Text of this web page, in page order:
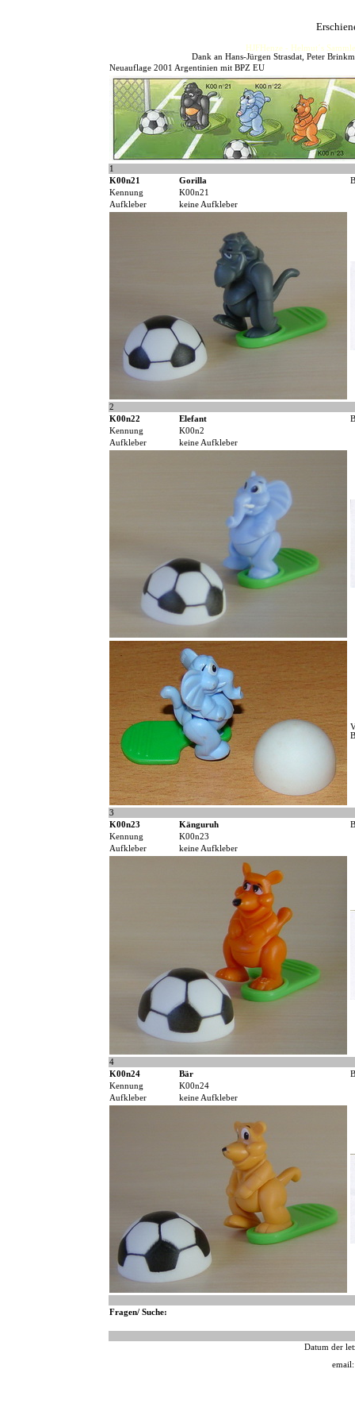
HJFHenze - Helmut´s
Dank an Hans-Jürgen Strasdat, Peter
Neuauflage 2001 Argentinien mit BPZ EU
1
K00n21
Gorilla
Kennung
K00n21
Aufkleber
keine Aufkleber
2
K00n22
Elefant
Kennung
K00n2
Aufkleber
keine Aufkleber
3
K00n23
Känguruh
Kennung
K00n23
Aufkleber
keine Aufkleber
4
K00n24
Bär
Kennung
K00n24
Aufkleber
keine Aufkleber
Fragen/ Suche:
Datum der